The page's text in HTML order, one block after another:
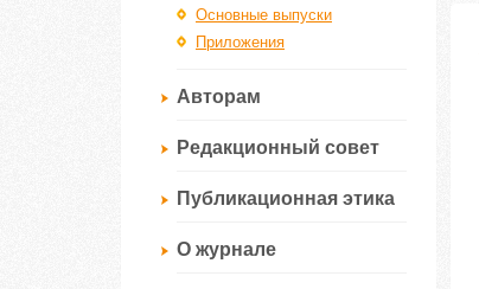
Основные выпуски
Приложения
Авторам
Редакционный совет
Публикационная этика
О журнале